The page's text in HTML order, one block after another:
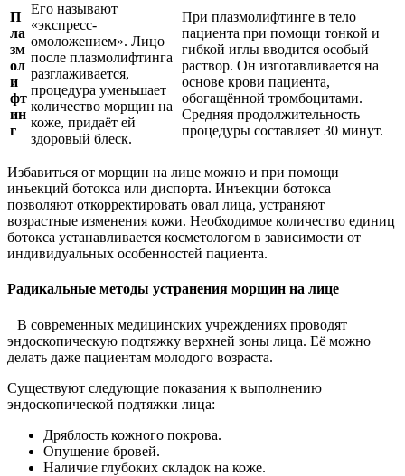
П
ла
зм
ол
и
фт
ин
г
Его называют
«экспресс-
омоложением». Лицо
после плазмолифтинга
разглаживается,
процедура уменьшает
количество морщин на
коже, придаёт ей
здоровый блеск.
При плазмолифтинге в тело
пациента при помощи тонкой и
гибкой иглы вводится особый
раствор. Он изготавливается на
основе крови пациента,
обогащённой тромбоцитами.
Средняя продолжительность
процедуры составляет 30 минут.
Избавиться от морщин на лице можно и при помощи
инъекций ботокса или диспорта. Инъекции ботокса
позволяют откорректировать овал лица, устраняют
возрастные изменения кожи. Необходимое количество единиц
ботокса устанавливается косметологом в зависимости от
индивидуальных особенностей пациента.
Радикальные методы устранения морщин на лице
В современных медицинских учреждениях проводят
эндоскопическую подтяжку верхней зоны лица. Её можно
делать даже пациентам молодого возраста.
Существуют следующие показания к выполнению
эндоскопической подтяжки лица:
Дряблость кожного покрова.
Опущение бровей.
Наличие глубоких складок на коже.